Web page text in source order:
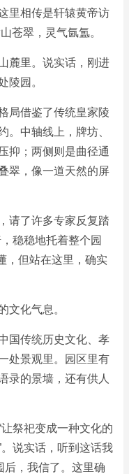
里相传是轩辕黄帝访
苍翠，灵气氤氲。
麓里。说实话，刚进
陵园。
局借鉴了传统皇家陵
。中轴线上，牌坊、
抑；两侧则是曲径通
翠，像一道天然的屏
请了许多专家反复踏
稳稳地托着整个园
，但站在这里，确实
文化气息。
国传统历史文化、孝
处景观里。园区里有
录的景墙，还有供人
祭祀变成一种文化的
说实话，听到这话我
后，我信了。这里确